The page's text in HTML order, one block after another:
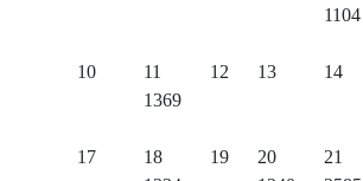
1104
10
11
1369
12 13 14
17
18
19
20
21